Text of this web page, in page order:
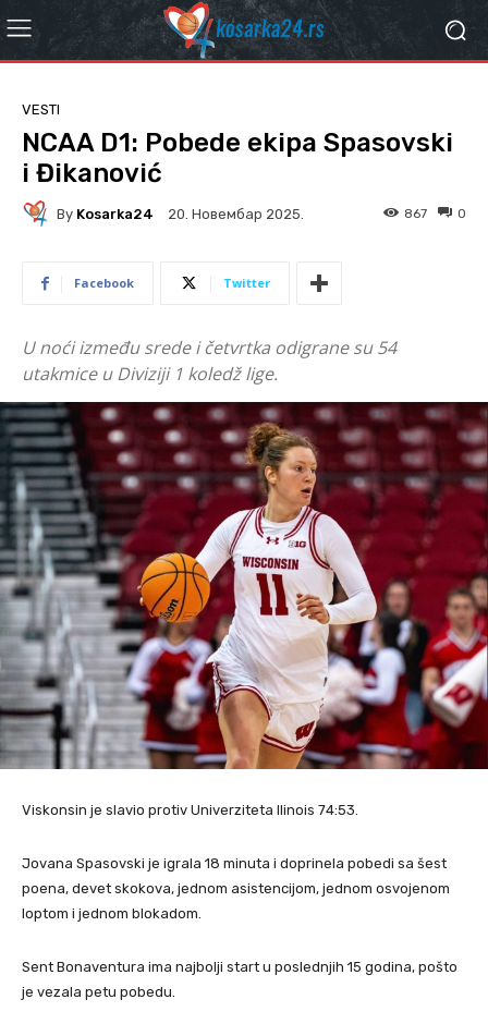
VESTI
NCAA D1: Pobede ekipa Spasovski
i Đikanović
By Kosarka24 20. Новембар 2025. 0
867
Facebook Twitter
U noći između srede i četvrtka odigrane su 54
utakmice u Diviziji 1 koledž lige.
Viskonsin je slavio protiv Univerziteta Ilinois 74:53.
Jovana Spasovski je igrala 18 minuta i doprinela pobedi sa šest
poena, devet skokova, jednom asistencijom, jednom osvojenom
loptom i jednom blokadom.
Sent Bonaventura ima najbolji start u poslednjih 15 godina, pošto
je vezala petu pobedu.